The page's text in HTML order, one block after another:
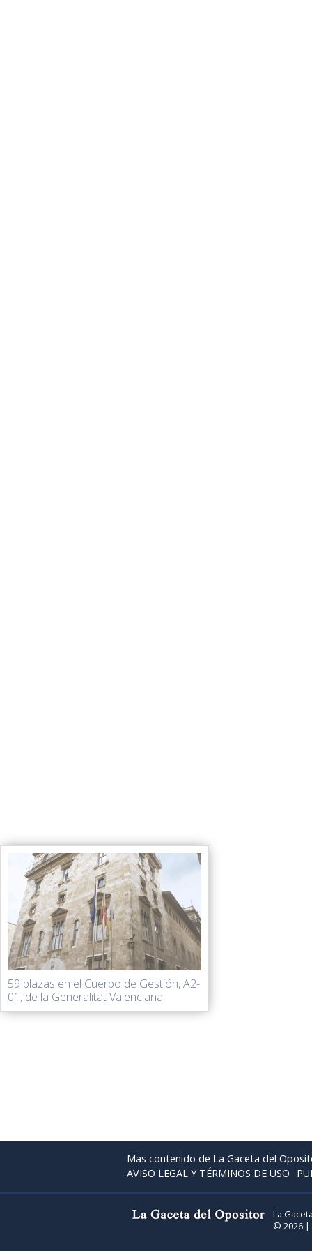
59 plazas en el Cuerpo de Gestión, A2-
01, de la Generalitat Valenciana
Mas contenido de La Gaceta del
AVISO LEGAL Y TÉRMINOS DE USO
La
© 2026 |